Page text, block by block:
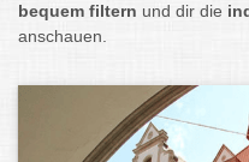
bequem filtern und dir die
anschauen.